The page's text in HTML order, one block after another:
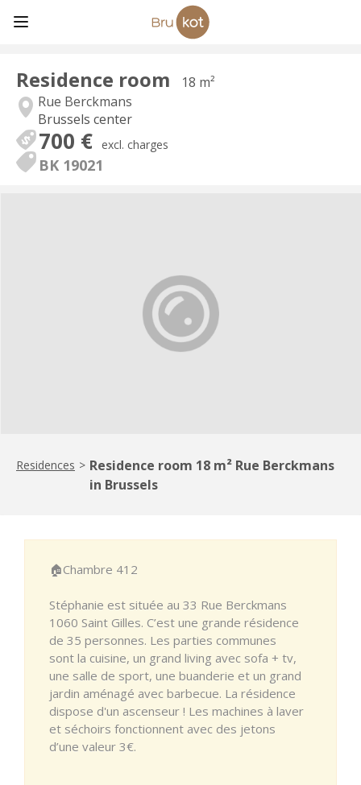
Residence room
18 m²
Rue Berckmans
Brussels center
700 € excl. charges
BK 19021
Residences > Residence room 18 m² Rue Berckmans
in Brussels
🏠Chambre 412
Stéphanie est située au 33 Rue Berckmans
1060 Saint Gilles. C’est une grande résidence
de 35 personnes. Les parties communes
sont la cuisine, un grand living avec sofa + tv,
une salle de sport, une buanderie et un grand
jardin aménagé avec barbecue. La résidence
dispose d'un ascenseur ! Les machines à laver
et séchoirs fonctionnent avec des jetons
d’une valeur 3€.